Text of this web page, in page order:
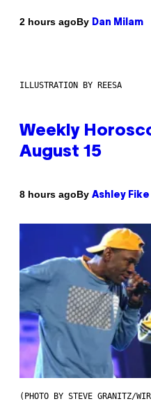
2 hours agoBy Dan Milam
ILLUSTRATION BY REESA
Weekly
August 15
8 hours agoBy Ashley Fike
(PHOTO BY STEVE GRANITZ/